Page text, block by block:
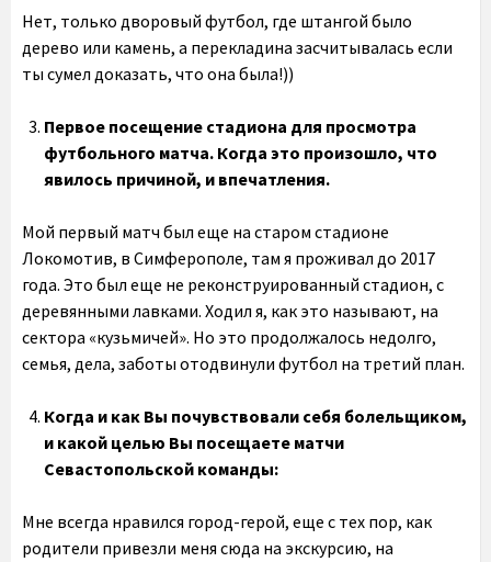
Нет, только дворовый футбол, где штангой было
дерево или камень, а перекладина засчитывалась если
ты сумел доказать, что она была!))
Первое посещение стадиона для просмотра
футбольного матча. Когда это произошло, что
явилось причиной, и впечатления.
Мой первый матч был еще на старом стадионе
Локомотив, в Симферополе, там я проживал до 2017
года. Это был еще не реконструированный стадион, с
деревянными лавками. Ходил я, как это называют, на
сектора «кузьмичей». Но это продолжалось недолго,
семья, дела, заботы отодвинули футбол на третий план.
Когда и как Вы почувствовали себя болельщиком,
и какой целью Вы посещаете матчи
Севастопольской команды:
Мне всегда нравился город-герой, еще с тех пор, как
родители привезли меня сюда на экскурсию, на